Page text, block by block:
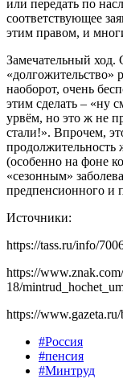
или передать по
соответствующее
этим правом, и
Замечательный ход.
«долгожительство»
наоборот, очень
этим сделать – «ну
урвём, но это ж не
стали!». Впрочем,
продолжительность
(особенно на фоне
«сезонным»
предпенсионного и
Источники:
https://tass.ru/info/
https://
18/
https://
#Россия
#пенсия
#Минтруд